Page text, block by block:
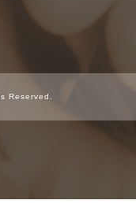
Reserved.